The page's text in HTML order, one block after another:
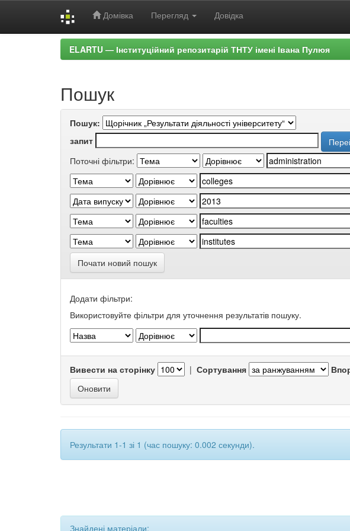
Домівка Перегляд Довідка
ELARTU — Інституційний репозитарій ТНТУ імені Івана Пулюя
Пошук
Пошук:
запит
Поточні фільтри:
Почати новий пошук
Додати фільтри:
Використовуйте фільтри для уточнення результатів пошуку.
Вивести на сторінку | Сортування
Результати 1-1 зі 1 (час пошуку: 0.002 секунди).
Знайдені матеріали: